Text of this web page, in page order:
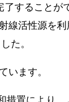
することが
線活性源を
た。
ます。